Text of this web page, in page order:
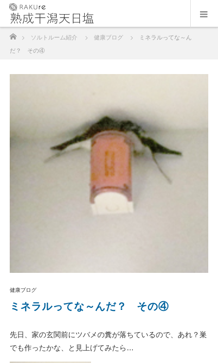
ソルトルーム紹介 健康ブログ
ミネラルってな～ん
だ？ その④
健康ブログ
ミネラルってな～んだ？ その④
先日、家の玄関前にツバメの糞が落ちているので、あれ？巣
でも作ったかな、と見上げてみたら…